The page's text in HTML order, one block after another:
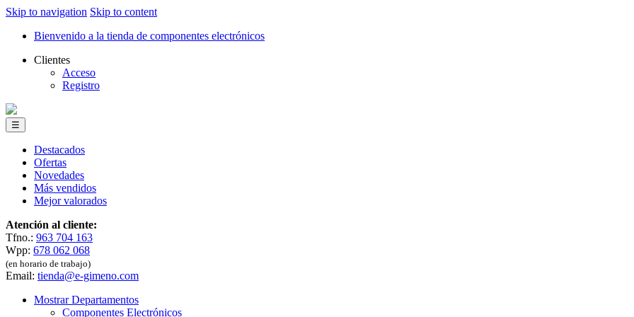
Skip to navigation Skip to content
Bienvenido a la tienda de componentes electrónicos
Clientes
Acceso
Registro
☰
Destacados
Ofertas
Novedades
Más vendidos
Mejor valorados
Atención al cliente:
Tfno.: 963 704 163
Wpp: 678 062 068
(en horario de trabajo)
Email: tienda@e-gimeno.com
Mostrar Departamentos
Componentes Electrónicos